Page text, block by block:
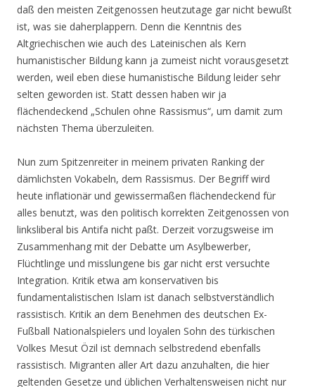
daß den meisten Zeitgenossen heutzutage gar nicht bewußt
ist, was sie daherplappern. Denn die Kenntnis des
Altgriechischen wie auch des Lateinischen als Kern
humanistischer Bildung kann ja zumeist nicht vorausgesetzt
werden, weil eben diese humanistische Bildung leider sehr
selten geworden ist. Statt dessen haben wir ja
flächendeckend „Schulen ohne Rassismus“, um damit zum
nächsten Thema überzuleiten.
Nun zum Spitzenreiter in meinem privaten Ranking der
dämlichsten Vokabeln, dem Rassismus. Der Begriff wird
heute inflationär und gewissermaßen flächendeckend für
alles benutzt, was den politisch korrekten Zeitgenossen von
linksliberal bis Antifa nicht paßt. Derzeit vorzugsweise im
Zusammenhang mit der Debatte um Asylbewerber,
Flüchtlinge und misslungene bis gar nicht erst versuchte
Integration. Kritik etwa am konservativen bis
fundamentalistischen Islam ist danach selbstverständlich
rassistisch. Kritik an dem Benehmen des deutschen Ex-
Fußball Nationalspielers und loyalen Sohn des türkischen
Volkes Mesut Özil ist demnach selbstredend ebenfalls
rassistisch. Migranten aller Art dazu anzuhalten, die hier
geltenden Gesetze und üblichen Verhaltensweisen nicht nur